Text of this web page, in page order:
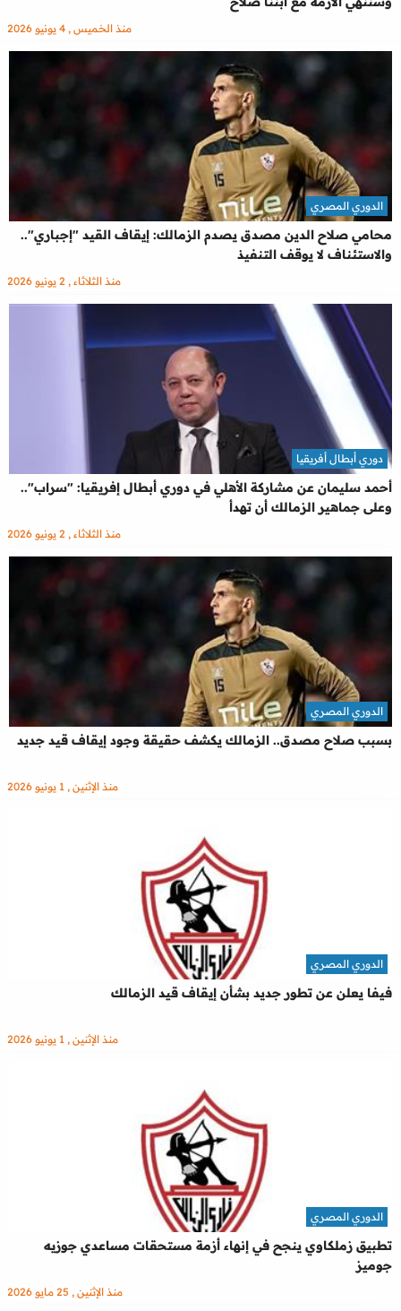
منذ الخميس , 4 يونيو 2026
محامي صلاح الدين مصدق يصدم الزمالك: إيقاف القيد "إجباري"..
والاستئناف لا يوقف التنفيذ
الدوري المصري
منذ الثلاثاء , 2 يونيو 2026
أحمد سليمان عن مشاركة الأهلي في دوري أبطال إفريقيا: "سراب"..
وعلى جماهير الزمالك أن تهدأ
دوري أبطال أفريقيا
منذ الثلاثاء , 2 يونيو 2026
بسبب صلاح مصدق.. الزمالك يكشف حقيقة وجود إيقاف قيد جديد
الدوري المصري
منذ الإثنين , 1 يونيو 2026
فيفا يعلن عن تطور جديد بشأن إيقاف قيد الزمالك
الدوري المصري
منذ الإثنين , 1 يونيو 2026
تطبيق زملكاوي ينجح في إنهاء أزمة مستحقات مساعدي جوزيه
جوميز
الدوري المصري
منذ الإثنين , 25 مايو 2026